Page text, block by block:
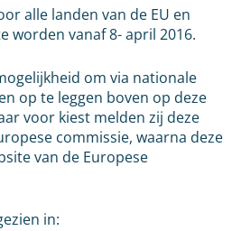
alle landen van de EU en
worden vanaf 8- april 2016.
om via nationale
op te leggen boven op deze
voor kiest melden zij deze
commissie, waarna deze
van de Europese
in: